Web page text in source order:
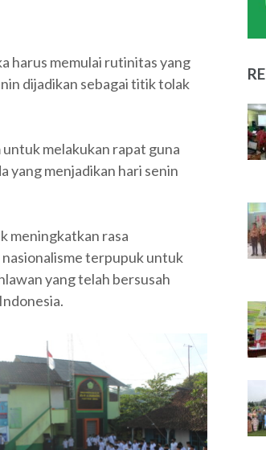
harus memulai rutinitas yang
dijadikan sebagai titik tolak
melakukan rapat guna
yang menjadikan hari senin
meningkatkan rasa
nasionalisme terpupuk untuk
yang telah bersusah